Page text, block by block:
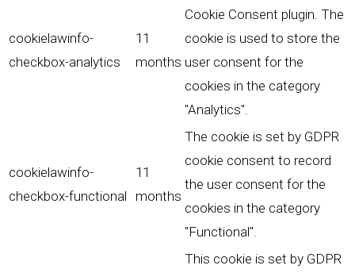
cookielawinfo-
checkbox-analytics
11
months
Cookie Consent plugin. The
cookie is used to store the
user consent for the
cookies in the category
"Analytics".
cookielawinfo-
checkbox-functional
11
months
The cookie is set by GDPR
cookie consent to record
the user consent for the
cookies in the category
"Functional".
This cookie is set by GDPR